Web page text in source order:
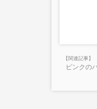
ピンクの